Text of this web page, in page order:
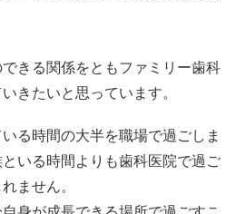
きる関係をともファミリー歯科
きたいと思っています。
る時間の大半を職場で過ごしま
いる時間よりも歯科医院で過ご
ません。